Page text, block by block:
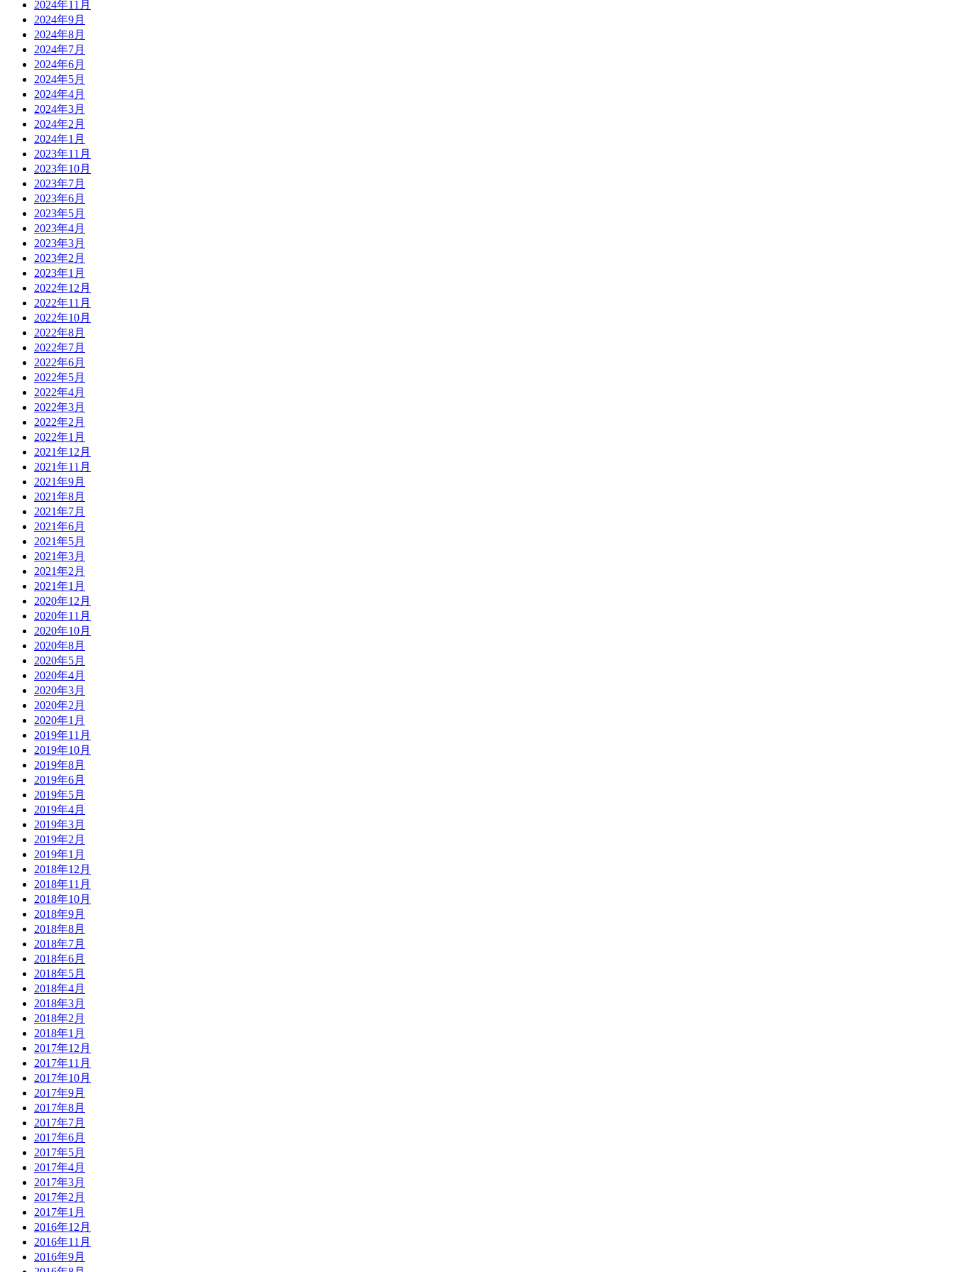
2024年11月
2024年9月
2024年8月
2024年7月
2024年6月
2024年5月
2024年4月
2024年3月
2024年2月
2024年1月
2023年11月
2023年10月
2023年7月
2023年6月
2023年5月
2023年4月
2023年3月
2023年2月
2023年1月
2022年12月
2022年11月
2022年10月
2022年8月
2022年7月
2022年6月
2022年5月
2022年4月
2022年3月
2022年2月
2022年1月
2021年12月
2021年11月
2021年9月
2021年8月
2021年7月
2021年6月
2021年5月
2021年3月
2021年2月
2021年1月
2020年12月
2020年11月
2020年10月
2020年8月
2020年5月
2020年4月
2020年3月
2020年2月
2020年1月
2019年11月
2019年10月
2019年8月
2019年6月
2019年5月
2019年4月
2019年3月
2019年2月
2019年1月
2018年12月
2018年11月
2018年10月
2018年9月
2018年8月
2018年7月
2018年6月
2018年5月
2018年4月
2018年3月
2018年2月
2018年1月
2017年12月
2017年11月
2017年10月
2017年9月
2017年8月
2017年7月
2017年6月
2017年5月
2017年4月
2017年3月
2017年2月
2017年1月
2016年12月
2016年11月
2016年9月